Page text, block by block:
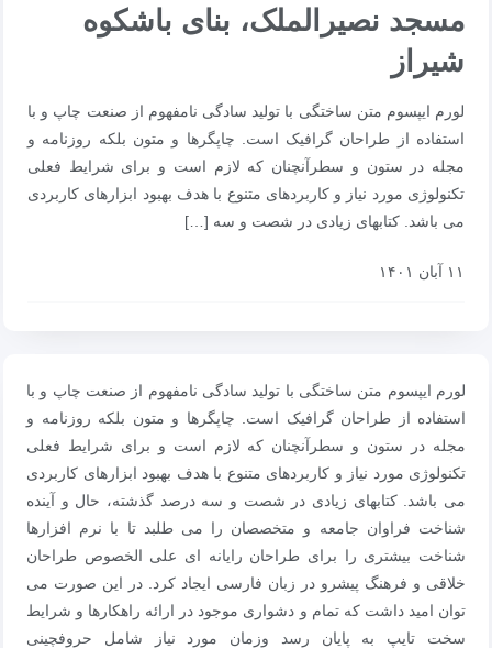
مسجد نصیرالملک، بنای باشکوه
شیراز
لورم ایپسوم متن ساختگی با تولید سادگی نامفهوم از صنعت چاپ و با
استفاده از طراحان گرافیک است. چاپگرها و متون بلکه روزنامه و
مجله در ستون و سطرآنچنان که لازم است و برای شرایط فعلی
تکنولوژی مورد نیاز و کاربردهای متنوع با هدف بهبود ابزارهای کاربردی
می باشد. کتابهای زیادی در شصت و سه […]
۱۱ آبان ۱۴۰۱
لورم ایپسوم متن ساختگی با تولید سادگی نامفهوم از صنعت چاپ و با
استفاده از طراحان گرافیک است. چاپگرها و متون بلکه روزنامه و
مجله در ستون و سطرآنچنان که لازم است و برای شرایط فعلی
تکنولوژی مورد نیاز و کاربردهای متنوع با هدف بهبود ابزارهای کاربردی
می باشد. کتابهای زیادی در شصت و سه درصد گذشته، حال و آینده
شناخت فراوان جامعه و متخصصان را می طلبد تا با نرم افزارها
شناخت بیشتری را برای طراحان رایانه ای علی الخصوص طراحان
خلاقی و فرهنگ پیشرو در زبان فارسی ایجاد کرد. در این صورت می
توان امید داشت که تمام و دشواری موجود در ارائه راهکارها و شرایط
سخت تایپ به پایان رسد وزمان مورد نیاز شامل حروفچینی